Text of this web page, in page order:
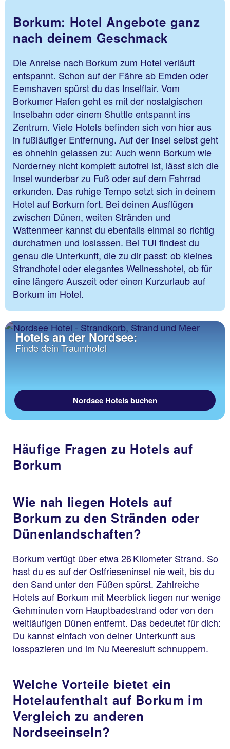
Borkum: Hotel Angebote ganz
nach deinem Geschmack
Die Anreise nach Borkum zum Hotel verläuft
entspannt. Schon auf der Fähre ab Emden oder
Eemshaven spürst du das Inselflair. Vom
Borkumer Hafen geht es mit der nostalgischen
Inselbahn oder einem Shuttle entspannt ins
Zentrum. Viele Hotels befinden sich von hier aus
in fußläufiger Entfernung. Auf der Insel selbst geht
es ohnehin gelassen zu: Auch wenn Borkum wie
Norderney nicht komplett autofrei ist, lässt sich die
Insel wunderbar zu Fuß oder auf dem Fahrrad
erkunden. Das ruhige Tempo setzt sich in deinem
Hotel auf Borkum fort. Bei deinen Ausflügen
zwischen Dünen, weiten Stränden und
Wattenmeer kannst du ebenfalls einmal so richtig
durchatmen und loslassen. Bei TUI findest du
genau die Unterkunft, die zu dir passt: ob kleines
Strandhotel oder elegantes Wellnesshotel, ob für
eine längere Auszeit oder einen Kurzurlaub auf
Borkum im Hotel.
Hotels an der Nordsee:
Finde dein Traumhotel
Nordsee Hotels buchen
Häufige Fragen zu Hotels auf
Borkum
Wie nah liegen Hotels auf
Borkum zu den Stränden oder
Dünenlandschaften?
Borkum verfügt über etwa 26 Kilometer Strand. So
hast du es auf der Ostfrieseninsel nie weit, bis du
den Sand unter den Füßen spürst. Zahlreiche
Hotels auf Borkum mit Meerblick liegen nur wenige
Gehminuten vom Hauptbadestrand oder von den
weitläufigen Dünen entfernt. Das bedeutet für dich:
Du kannst einfach von deiner Unterkunft aus
losspazieren und im Nu Meeresluft schnuppern.
Welche Vorteile bietet ein
Hotelaufenthalt auf Borkum im
Vergleich zu anderen
Nordseeinseln?